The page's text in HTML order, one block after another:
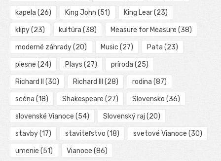
kapela (26) King John (51) King Lear(23)
klipy(23) kultúra (38) Measure for Measure (38)
moderné záhrady(20) Music (27) Pata (23)
piesne (24) Plays (27) príroda (25)
Richard II (30) Richard III (28) rodina (87)
scéna (18) Shakespeare (27) Slovensko (36)
slovenské Vianoce (54) Slovenský raj (20)
stavby(17) staviteľstvo (18) svetové Vianoce (30)
umenie (51) Vianoce (86)